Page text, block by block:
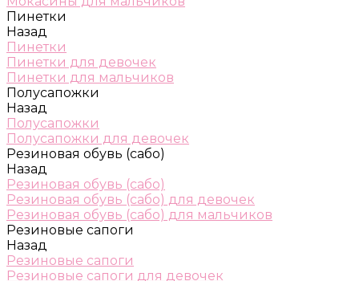
Пинетки
Назад
Пинетки
Пинетки для девочек
Пинетки для мальчиков
Полусапожки
Назад
Полусапожки
Полусапожки для девочек
Резиновая обувь (сабо)
Назад
Резиновая обувь (сабо)
Резиновая обувь (сабо) для девочек
Резиновая обувь (сабо) для мальчиков
Резиновые сапоги
Назад
Резиновые сапоги
Резиновые сапоги для девочек